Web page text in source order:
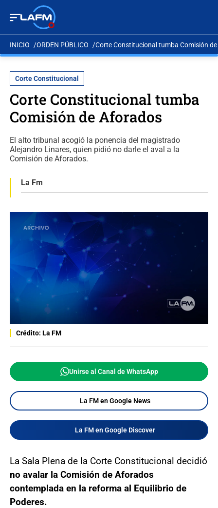
INICIO ORDEN PÚBLICO Corte Constitucional tumba Comisión
Corte Constitucional
Corte Constitucional tumba
Comisión de Aforados
El alto tribunal acogió la ponencia del magistrado
Alejandro Linares, quien pidió no darle el aval a la
Comisión de Aforados.
La Fm
Crédito: La FM
Unirse al Canal de WhatsApp
La FM en Google News
La FM en Google Discover
La Sala Plena de la Corte Constitucional decidió
no avalar la Comisión de Aforados
contemplada en la reforma al Equilibrio de
Poderes.